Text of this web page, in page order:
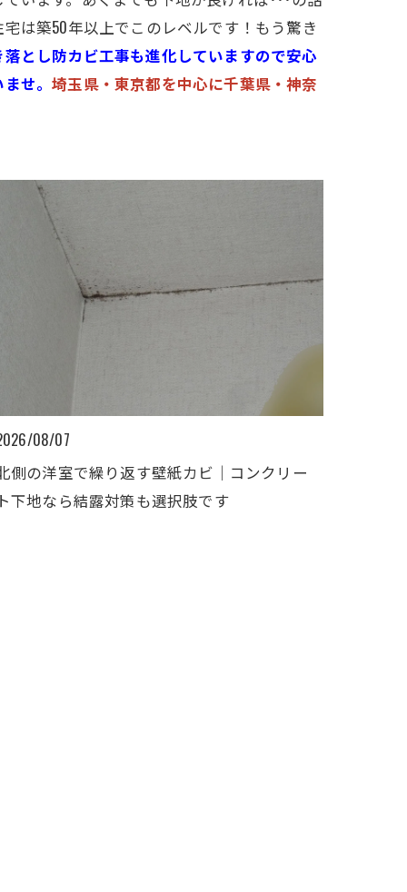
は築50年以上でこのレベルです！もう驚き
とし防カビ工事も進化していますので安心
ませ。埼玉県・東京都を中心に千葉県・神奈
08/07
側の洋室で繰り返す壁紙カビ｜コンクリー
ト下地なら結露対策も選択肢です